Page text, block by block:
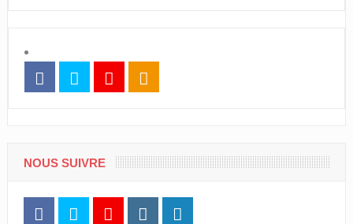
NOUS SUIVRE